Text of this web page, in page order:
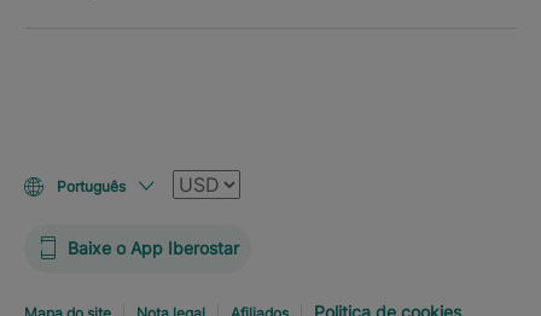
Português Moeda
Baixe o App Iberostar
Politica de cookies